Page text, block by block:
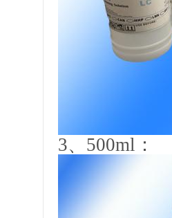
3、 500ml ：